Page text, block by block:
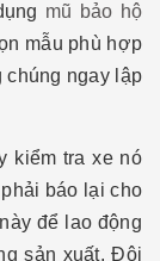
mũ bảo hộ
mẫu phù hợp
chúng ngay lập
kiểm tra xe nó
báo lại cho
để lao động
sản xuất. Đội